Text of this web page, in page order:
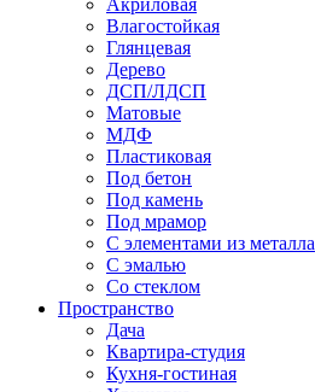
Влагостойкая
Глянцевая
Дерево
ДСП/ЛДСП
Матовые
МДФ
Пластиковая
Под бетон
Под камень
Под мрамор
С элементами из металла
С эмалью
Со стеклом
Пространство
Дача
Квартира-студия
Кухня-гостиная